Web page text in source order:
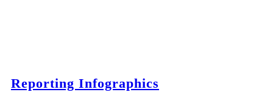
Reporting Infographics